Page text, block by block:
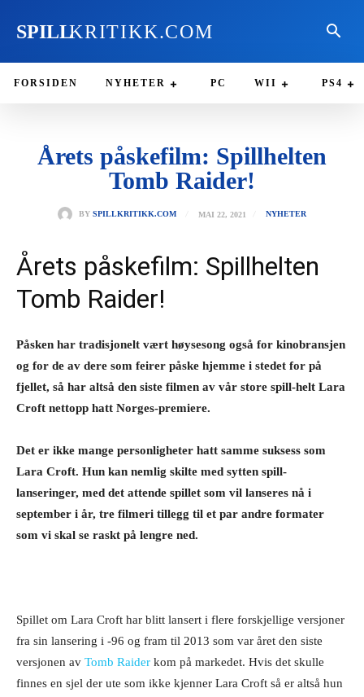
SPILLKRITIKK.COM
FORSIDEN NYHETER PC WII PS4
Årets påskefilm: Spillhelten
Tomb Raider!
BY SPILLKRITIKK.COM MAI 22, 2021 NYHETER
Årets påskefilm: Spillhelten
Tomb Raider!
Påsken har tradisjonelt vært høysesong også for kinobransjen
og for de av dere som feirer påske hjemme i stedet for på
fjellet, så har altså den siste filmen av vår store spill-helt Lara
Croft nettopp hatt Norges-premiere.
Det er ikke mange personligheter hatt samme suksess som
Lara Croft. Hun kan nemlig skilte med sytten spill-
lanseringer, med det attende spillet som vil lanseres nå i
september i år, tre filmeri tillegg til et par andre formater
som vi skal se raskt på lengre ned.
Spillet om Lara Croft har blitt lansert i flere forskjellige versjoner
fra sin lansering i -96 og fram til 2013 som var året den siste
versjonen av Tomb Raider kom på markedet. Hvis det skulle
finnes en sjel der ute som ikke kjenner Lara Croft så er altså hun